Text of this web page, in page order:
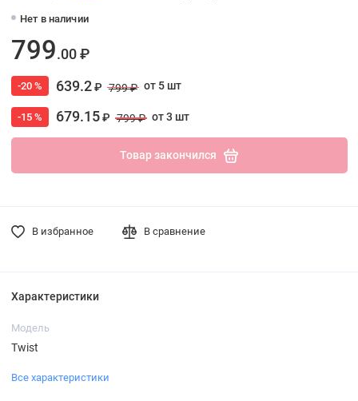
Нет в наличии
799.00 ₽
-20 % 639.2₽ 799 ₽ от 5 шт
-15 % 679.15₽ 799 ₽ от 3 шт
Товар закончился
В избранное В сравнение
Характеристики
Модель
Twist
Все характеристики